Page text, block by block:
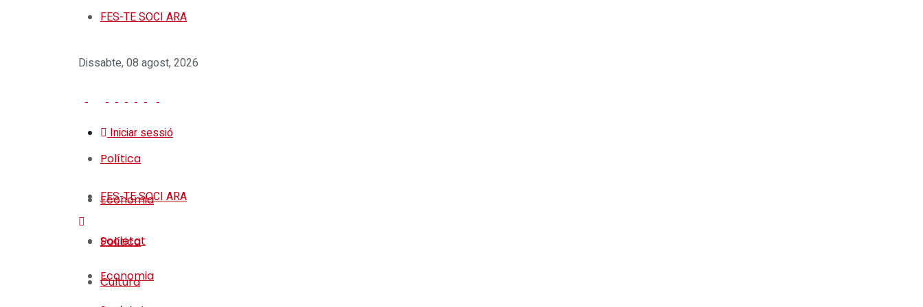
FES-TE SOCI ARA
Dissabte, 08 agost, 2026
Iniciar sessió
Política
Economia
Societat
Cultura
FES-TE SOCI ARA
Política
Economia